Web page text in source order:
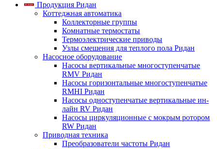
Продукция Ридан
Коттеджная автоматика
Коллекторные группы
Комнатные термостаты
Термоэлектрические приводы
Узлы смешения для теплого пола Ридан
Насосное оборудование
Насосы вертикальные многоступенчатые
RMV Ридан
Насосы горизонтальные многоступенчатые
RMHI Ридан
Насосы одноступенчатые вертикальные ин-
лайн RV Ридан
Насосы циркуляционные с мокрым ротором
RW Ридан
Приводная техника
Преобразователи частоты Ридан